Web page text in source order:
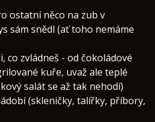
ostatní něco na zub v
sám snědl (ať toho nemáme
co zvládneš - od čokoládové
kuře, uvaž ale teplé
salát se až tak nehodí)
(skleničky, talířky, příbory,